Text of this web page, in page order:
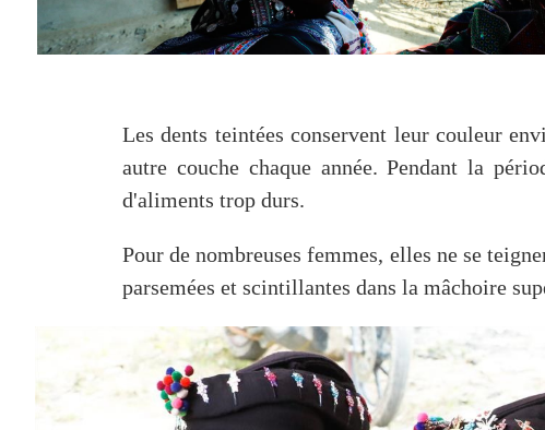
Les dents teintées conservent leur couleur
autre couche chaque année. Pendant la
d'aliments trop durs.
Pour de nombreuses femmes, elles ne se
parsemées et scintillantes dans la mâchoire